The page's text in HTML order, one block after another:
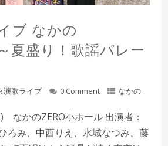
ブ なかの
盛り！歌謡パレー
演歌ライブ 0 Comment なかの
なかのZERO小ホール 出演者：
ろみ、中西りえ、水城なつみ、藤